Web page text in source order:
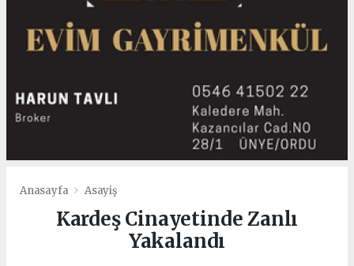
Anasayfa Asayiş
Kardeş Cinayetinde Zanlı
Yakalandı